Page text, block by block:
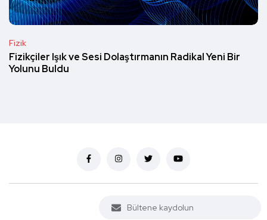
Fizik
Fizikçiler Işık ve Sesi Dolaştırmanın Radikal Yeni Bir
Yolunu Buldu